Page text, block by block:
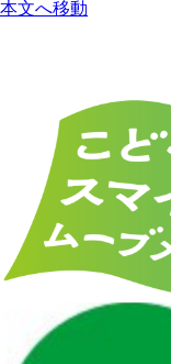
本文へ移動